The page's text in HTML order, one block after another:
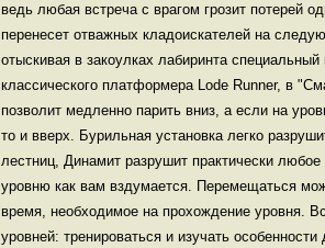
ведь любая встреча с врагом грозит потерей
перенесет отважных кладоискателей на
отыскивая в закоулках лабиринта
классического платформера Lode Runner, в
позволит медленно парить вниз, а если на
то и вверх. Бурильная установка легко
лестниц, Динамит разрушит практически
уровню как вам вздумается. Перемещаться
время, необходимое на прохождение уровня.
уровней: тренироваться и изучать